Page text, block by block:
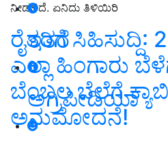
ಇತರೆ
ಅಗ್ರಿಪೀಡಿಯಾ
ನೀಡಲಿದೆ. ಏನಿದು ತಿಳಿಯಿರಿ
ರೈತರಿಗೆ ಸಿಹಿಸುದ್ದಿ:
ಎಲ್ಲಾ ಹಿಂಗಾರು
ಬೆಂಬಲ ಬೆಲೆಗೆ
ಅನುಮೋದನೆ!